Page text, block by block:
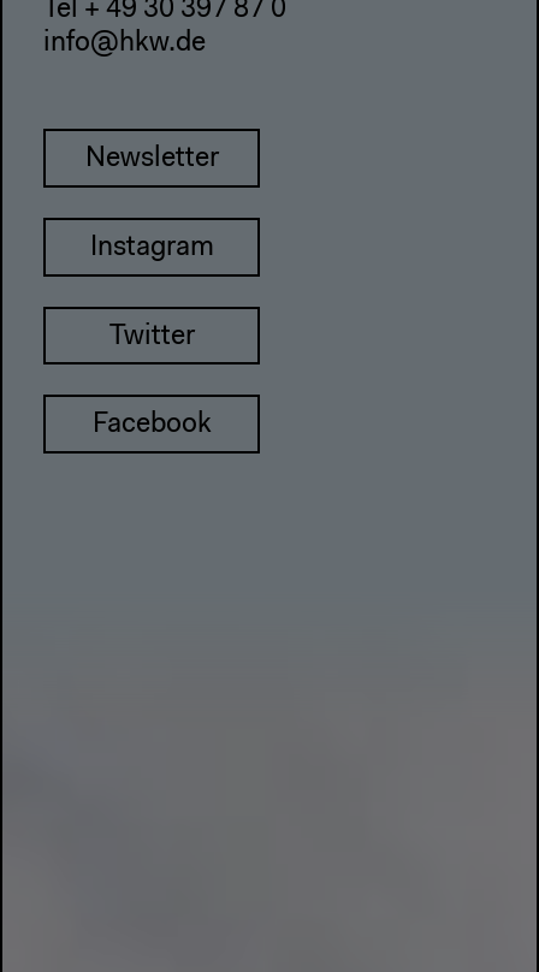
Tel + 49 30 397 87 0
info@hkw.de
Newsletter
Instagram
Twitter
Facebook